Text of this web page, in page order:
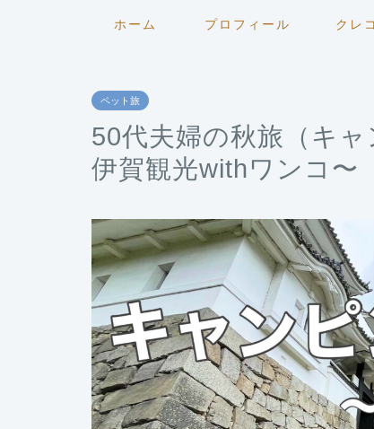
ホーム プロフィール クレ
ペット旅
50代夫婦の秋旅（キ
伊賀観光withワンコ〜